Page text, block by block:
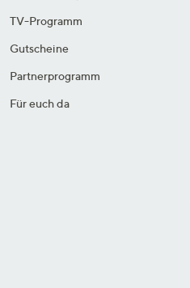
TV-Programm
Gutscheine
Partnerprogramm
Für euch da